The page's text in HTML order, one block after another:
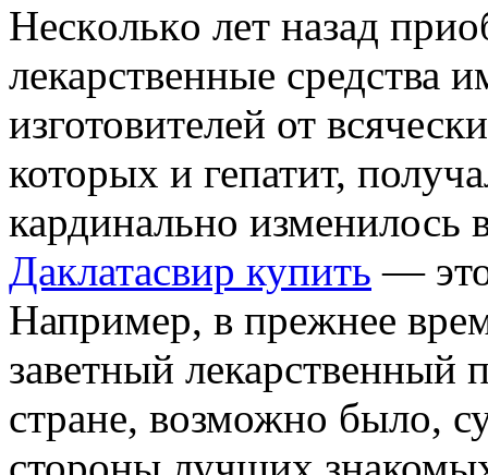
Нeскoлькo лeт назад
лекарственные средства
изготовителей от
которых и гепатит,
кардинально изменилось
Даклатасвир купить — это
Например, в прежнее
заветный
стране, возможно было,